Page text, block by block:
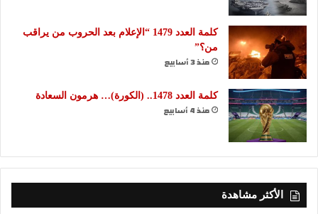
كلمة العدد 1479 “الإعلام بعد الحروب من يراقب
من؟”
منذ 3 أسابيع
كلمة العدد 1478.. (الكورة)… هرمون السعادة
منذ 4 أسابيع
الأكثر مشاهدة